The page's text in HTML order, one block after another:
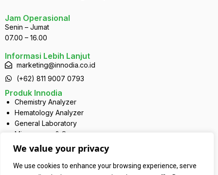
We value your privacy
We use cookies to enhance your browsing experience, serve
Jam Operasional
Senin – Jumat
07.00 – 16.00
Informasi Lebih Lanjut
marketing@innodia.co.id
(+62) 811 9007 0793
Produk Innodia
Chemistry Analyzer
Hematology Analyzer
General Laboratory
Microscope & Camera
Disposables
Clinical Chemistry
Pronuvia